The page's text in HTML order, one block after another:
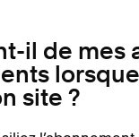
il de mes
site ?